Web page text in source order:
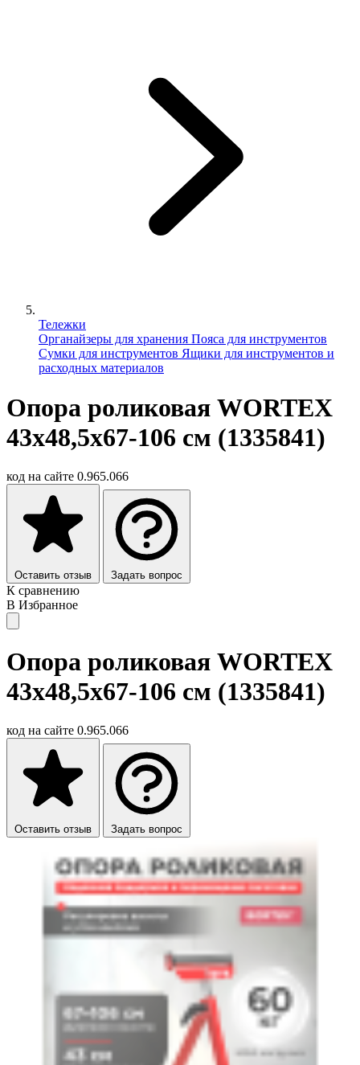
Тележки
Органайзеры для хранения Пояса для инструментов
Сумки для инструментов Ящики для инструментов и
расходных материалов
Опора роликовая WORTEX
43x48,5x67-106 см (1335841)
код на сайте 0.965.066
Оставить отзыв Задать вопрос
К сравнению
В Избранное
Опора роликовая WORTEX
43x48,5x67-106 см (1335841)
код на сайте 0.965.066
Оставить отзыв Задать вопрос